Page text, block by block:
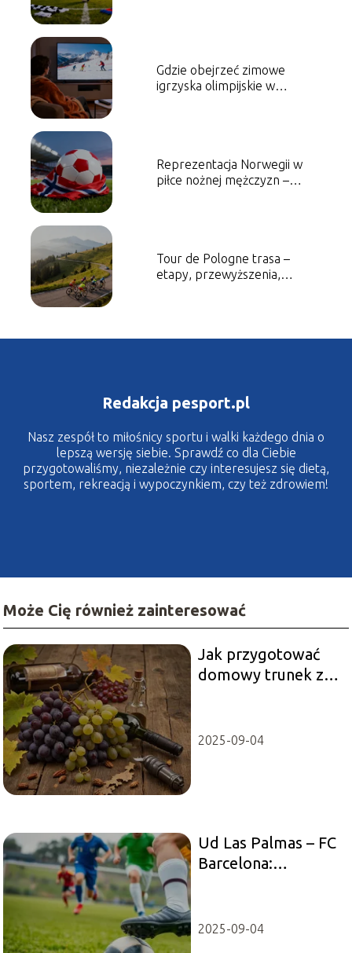
Gdzie obejrzeć zimowe
igrzyska olimpijskie w
Reprezentacja Norwegii w
piłce nożnej mężczyzn –
Tour de Pologne trasa –
etapy, przewyższenia,
Redakcja pesport.pl
Nasz zespół to miłośnicy sportu i walki każdego dnia o
lepszą wersję siebie. Sprawdź co dla Ciebie
przygotowaliśmy, niezależnie czy interesujesz się dietą,
sportem, rekreacją i wypoczynkiem, czy też zdrowiem!
Może Cię również zainteresować
Jak przygotować
domowy trunek z
2025-09-04
Ud Las Palmas – FC
Barcelona:
2025-09-04